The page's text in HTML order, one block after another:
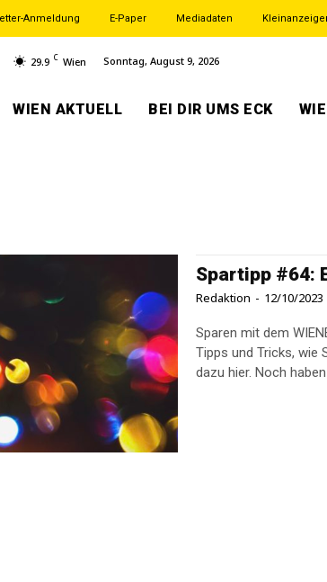
Anmeldung E-Paper Mediadaten
29.9 C Wien Sonntag, August 9, 2026
WIEN AKTUELL BEI DIR UMS ECK
Spartipp #64:
Redaktion - 12/10/2023
Sparen mit dem
Tipps und Tricks, wie
dazu hier. Noch